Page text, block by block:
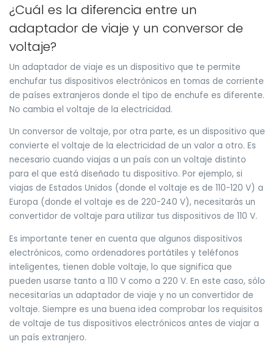
¿Cuál es la diferencia entre un
adaptador de viaje y un conversor de
voltaje?
Un adaptador de viaje es un dispositivo que te permite
enchufar tus dispositivos electrónicos en tomas de corriente
de países extranjeros donde el tipo de enchufe es diferente.
No cambia el voltaje de la electricidad.
Un conversor de voltaje, por otra parte, es un dispositivo que
convierte el voltaje de la electricidad de un valor a otro. Es
necesario cuando viajas a un país con un voltaje distinto
para el que está diseñado tu dispositivo. Por ejemplo, si
viajas de Estados Unidos (donde el voltaje es de 110-120 V) a
Europa (donde el voltaje es de 220-240 V), necesitarás un
convertidor de voltaje para utilizar tus dispositivos de 110 V.
Es importante tener en cuenta que algunos dispositivos
electrónicos, como ordenadores portátiles y teléfonos
inteligentes, tienen doble voltaje, lo que significa que
pueden usarse tanto a 110 V como a 220 V. En este caso, sólo
necesitarías un adaptador de viaje y no un convertidor de
voltaje. Siempre es una buena idea comprobar los requisitos
de voltaje de tus dispositivos electrónicos antes de viajar a
un país extranjero.